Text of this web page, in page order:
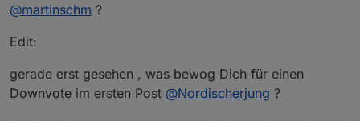
@martinschm ?
Edit:
gerade erst gesehen , was bewog Dich für einen
Downvote im ersten Post @Nordischerjung ?